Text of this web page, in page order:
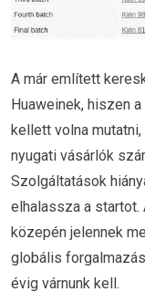
A már említett
Huaweinek, hiszen
kellett volna
nyugati vásárlók
Szolgáltatások
elhalassza a startot.
közepén jelennek
globális
évig várnunk kell.